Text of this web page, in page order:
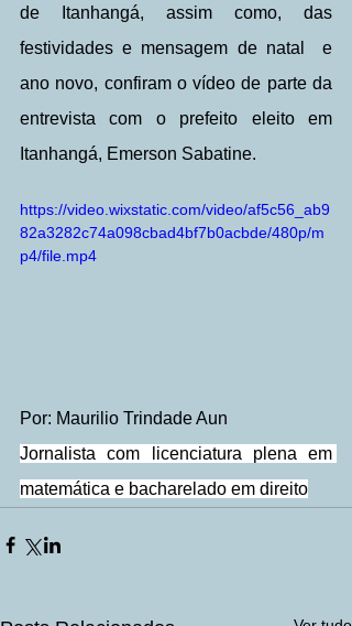
de Itanhangá, assim como, das
festividades e mensagem de natal  e
ano novo, confiram o vídeo de parte da
entrevista com o prefeito eleito em
Itanhangá, Emerson Sabatine.
https://video.wixstatic.com/video/af5c56_ab9
82a3282c74a098cbad4bf7b0acbde/480p/m
p4/file.mp4
Por: Maurilio Trindade Aun
Jornalista com licenciatura plena em
matemática e bacharelado em direito